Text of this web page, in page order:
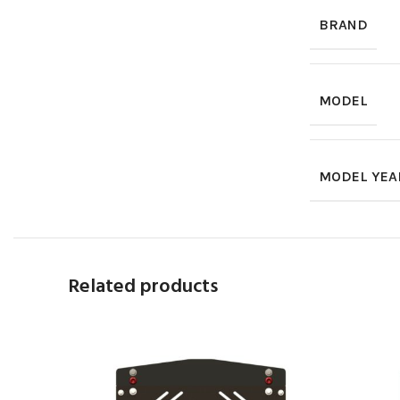
BRAND
MODEL
MODEL
Related products